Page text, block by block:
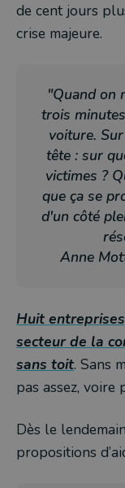
de cent jours
crise majeure.
"Quand on
trois
voiture.
tête : sur
victimes ?
que ça se
d'un côté
Anne
Huit
secteur de la
sans toit. Sans
pas assez, voire
Dès le
propositions